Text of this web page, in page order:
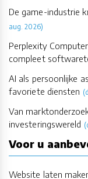
De game-industrie
aug. 2026)
Perplexity
compleet
AI als persoonlijke
favoriete diensten
Van
investeringswereld
Voor u
Website laten